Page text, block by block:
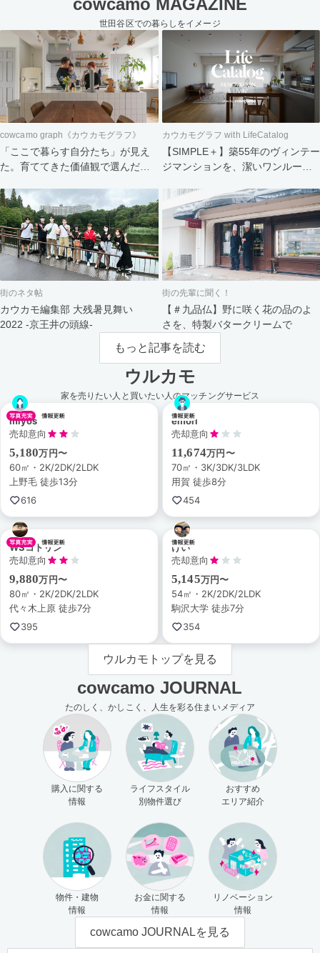
cowcamo MAGAZINE
世田谷区での暮らしをイメージ
cowcamo graph《カウカモグラフ》
「ここで暮らす自分たち」が見え
た。育ててきた価値観で選んだ住
カウカモグラフ with LifeCatalog
【SIMPLE＋】築55年のヴィンテー
ジマンションを、潔いワンルーム
らし
街のネタ帖
カウカモ編集部 大残暑見舞い
2022 -京王井の頭線-
街の先輩に聞く！
【＃九品仏】野に咲く花の品のよ
さを、特製バタークリームで
もっと記事を読む
ウルカモ
家を売りたい人と買いたい人のマッチングサービス
miyos
売却意向
5,180万円〜
60㎡・2K/2DK/2LDK
上野毛 徒歩13分
616
emori
売却意向
11,674万円〜
70㎡・3K/3DK/3LDK
用賀 徒歩8分
454
WSコトリン
売却意向
9,880万円〜
80㎡・2K/2DK/2LDK
代々木上原 徒歩7分
395
けい
売却意向
5,145万円〜
54㎡・2K/2DK/2LDK
駒沢大学 徒歩7分
354
ウルカモトップを見る
cowcamo JOURNAL
たのしく、かしこく、人生を彩る住まいメディア
購入に関する
情報
ライフスタイル
別物件選び
おすすめ
エリア紹介
物件・建物
情報
お金に関する
情報
リノベーション
情報
cowcamo JOURNALを見る